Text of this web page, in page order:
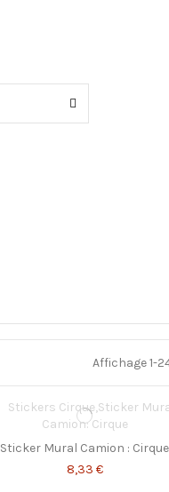
Affichage 1-
Sticker Mural Camion : Cirque
8,33 €